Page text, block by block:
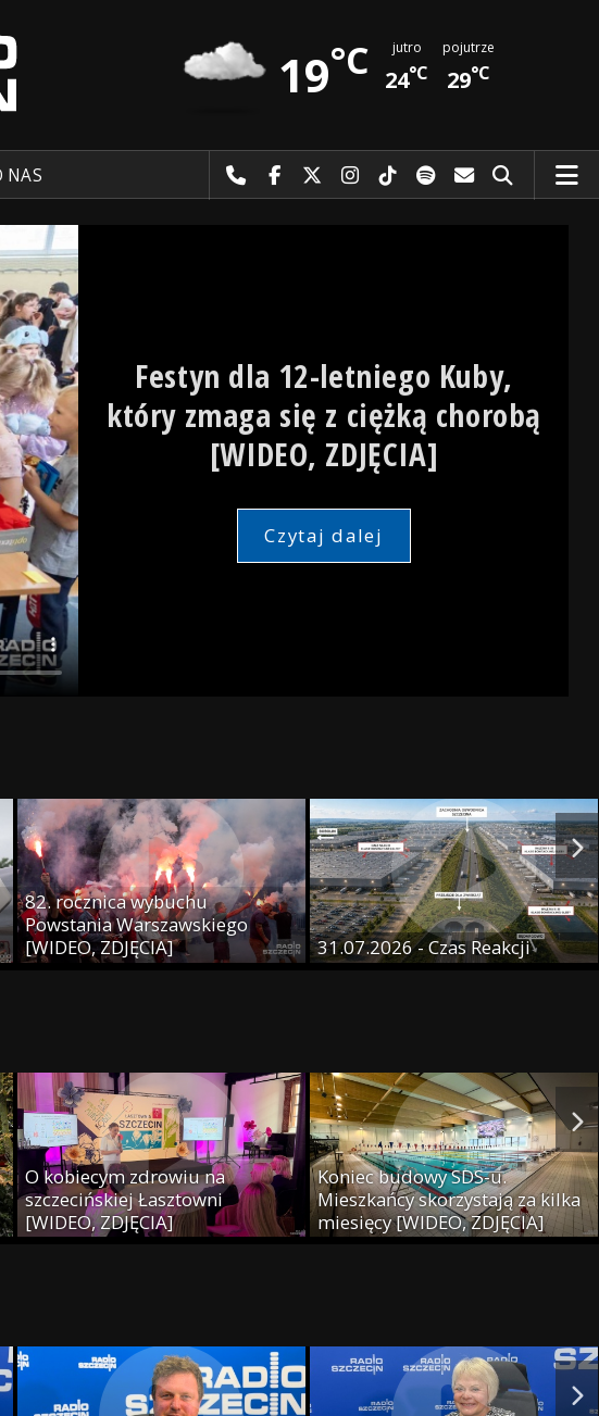
19°C jutro
24°C
pojutrze
29°C
NAS Najlepiej po prostu do nas zadzwoń
Odwiedź nas na Facebook-u
Odwiedź nas na X
Odwiedź nas na Instagram-ie
Odwiedź nas na TikTok-u
Szukaj nas na Spotify
Wyślij do nas
Szukaj
Festyn dla 12-letniego Kuby,
który zmaga się z ciężką chorobą
[WIDEO, ZDJĘCIA]
Czytaj dalej
82. rocznica wybuchu
Powstania Warszawskiego
[WIDEO, ZDJĘCIA]
31.07.2026 - Czas Reakcji
O kobiecym zdrowiu na
szczecińskiej Łasztowni
[WIDEO, ZDJĘCIA]
Koniec budowy SDS-u.
Mieszkańcy skorzystają za kilka
miesięcy [WIDEO, ZDJĘCIA]